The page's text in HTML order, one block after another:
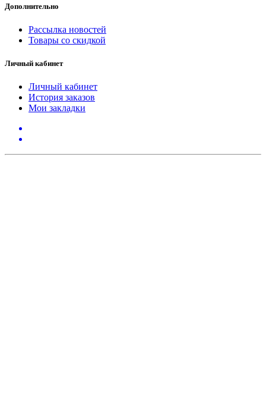
Дополнительно
Рассылка новостей
Товары со скидкой
Личный кабинет
Личный кабинет
История заказов
Мои закладки